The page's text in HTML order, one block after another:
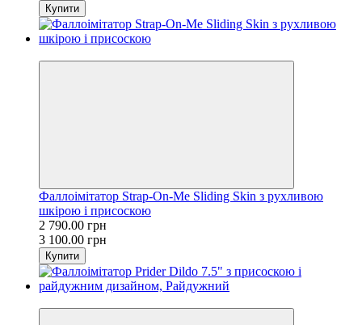
Купити
Фаллоімітатор Strap-On-Me Sliding Skin з рухливою
шкірою і присоскою
2 790.00 грн
3 100.00 грн
Купити